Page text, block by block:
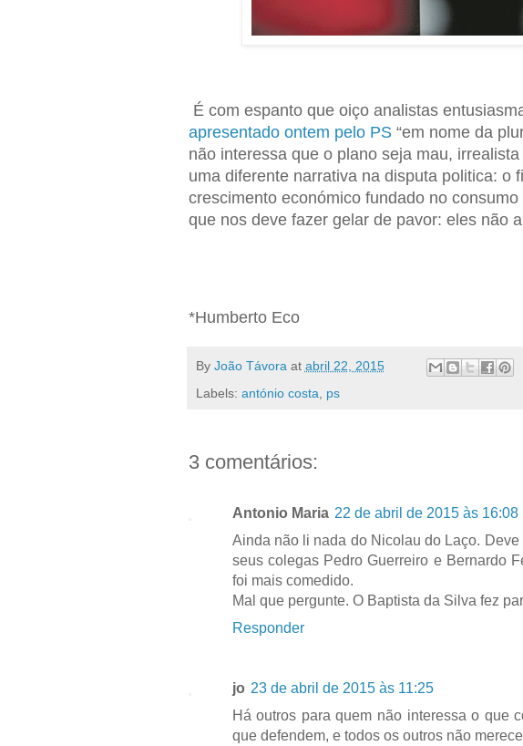
É com espanto que oiço analistas
apresentado ontem pelo PS“em nome da
não interessa que o plano seja mau,
uma diferente narrativa na disputa politica: o
crescimento económico fundado no
que nos deve fazer gelar de pavor: eles não
*Humberto Eco
By João Távora at abril 22, 2015
Labels: antónio costa ps
3 comentários:
Antonio Maria 22 de abril de 2015 às 16:08
Ainda não li nada do Nicolau do Laço.
seus colegas Pedro Guerreiro e Bernardo
foi mais comedido.
Mal que pergunte. O Baptista da Silva fez
Responder
jo 23 de abril de 2015 às 11:25
Há outros para quem não interessa o que
que defendem, e todos os outros não